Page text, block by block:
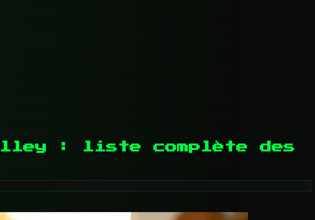
: liste complète des